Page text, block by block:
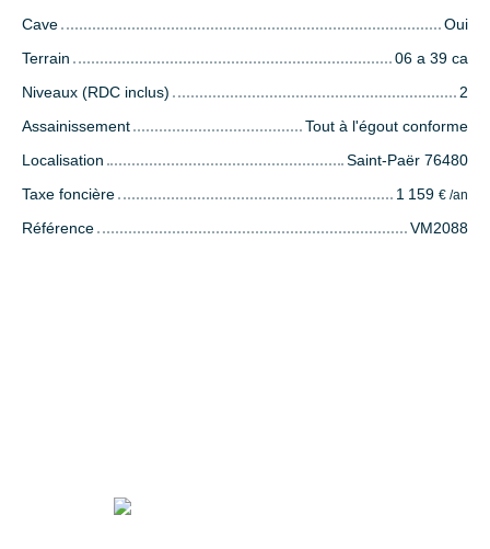
Cave
Oui
Terrain
06 a 39 ca
Niveaux (RDC inclus)
2
Assainissement
Tout à l'égout conforme
Localisation
Saint-Paër 76480
Taxe foncière
1 159 € /an
Référence VM2088